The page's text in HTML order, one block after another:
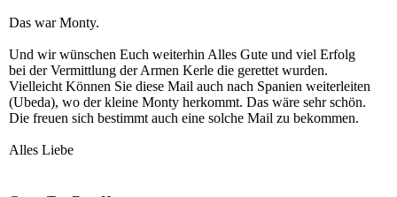
Das war Monty.
Und wir wünschen Euch weiterhin Alles Gute und viel Erfolg
bei der Vermittlung der Armen Kerle die gerettet wurden.
Vielleicht Können Sie diese Mail auch nach Spanien weiterleiten
(Ubeda), wo der kleine Monty herkommt. Das wäre sehr schön.
Die freuen sich bestimmt auch eine solche Mail zu bekommen.
Alles Liebe